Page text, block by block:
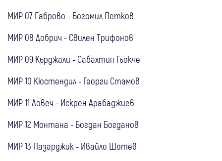
МИР 07 Габрово - Богомил Петков
МИР 08 Добрич - Свилен Трифонов
МИР 09 Кърджали - Сабахтин Гьокче
МИР 10 Кюстендил - Георги Стамов
МИР 11 Ловеч - Искрен Арабаджиев
МИР 12 Монтана - Богдан Богданов
МИР 13 Пазарджик - Ивайло Шотев